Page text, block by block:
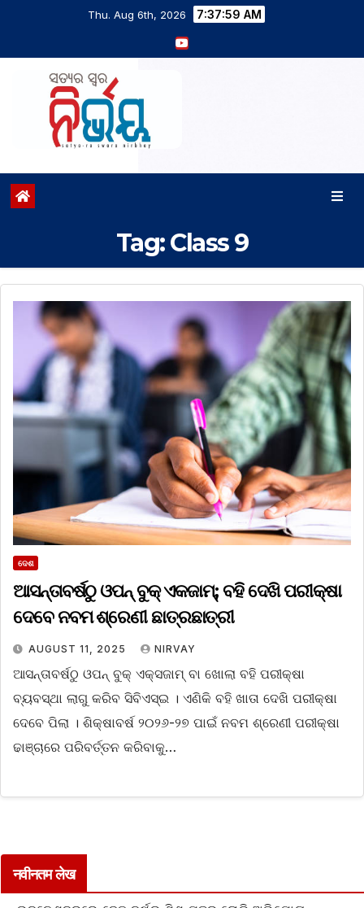
Thu. Aug 6th, 2026 7:38:00 AM
Tag:Class 9
ଦେଶ
ଆସନ୍ତାବର୍ଷଠୁ ଓପନ୍ ବୁକ୍ ଏକଜାମ୍; ବହି ଦେଖି ପରୀକ୍ଷା
ଦେବେ ନବମ ଶ୍ରେଣୀ ଛାତ୍ରଛାତ୍ରୀ
AUGUST 11, 2025 NIRVAY
ଆସନ୍ତାବର୍ଷଠୁ ଓପନ୍ ବୁକ୍ ଏକ୍ସଜାମ୍ ବା ଖୋଲା ବହି ପରୀକ୍ଷା
ବ୍ୟବସ୍ଥା ଲାଗୁ କରିବ ସିବିଏସ୍ଇ । ଏଣିକି ବହି ଖାତା ଦେଖି ପରୀକ୍ଷା
ଦେବେ ପିଲା । ଶିକ୍ଷାବର୍ଷ ୨୦୨୬-୨୭ ପାଇଁ ନବମ ଶ୍ରେଣୀ ପରୀକ୍ଷା
ଢାଞ୍ଚାରେ ପରିବର୍ତ୍ତନ କରିବାକୁ…
नवीनतम लेख